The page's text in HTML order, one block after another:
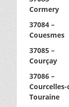
Cormery
37084 –
Couesmes
37085 –
Courçay
37086 –
Courcelles-
Touraine